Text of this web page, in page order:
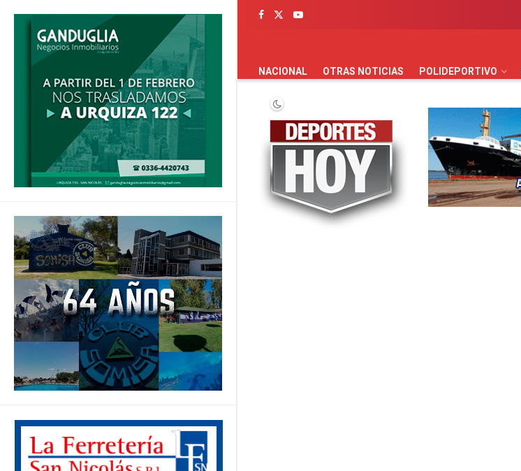
PORTADA
NACIONAL OTRAS NOTICIAS POLIDEPORTIVO